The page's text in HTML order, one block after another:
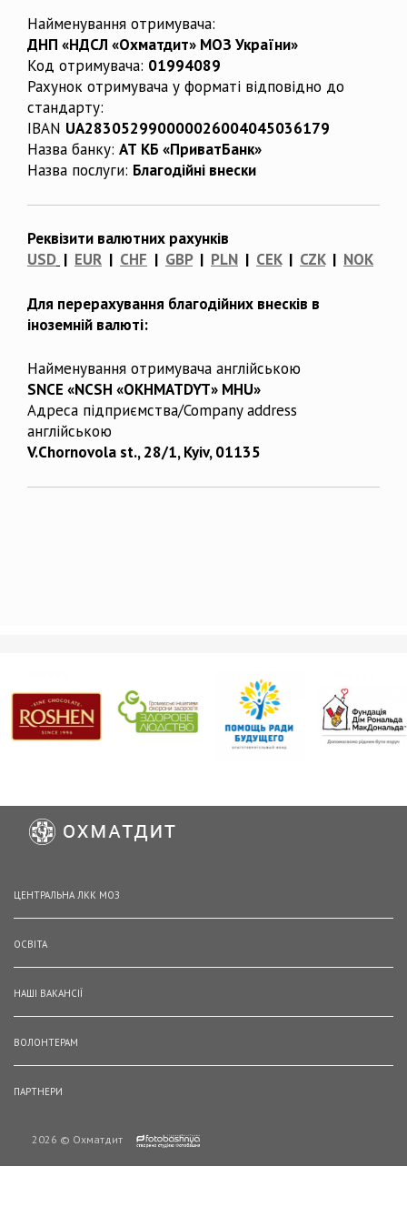
Найменування отримувача:
ДНП «НДСЛ «Охматдит» МОЗ України»
Код отримувача: 01994089
Рахунок отримувача у форматі відповідно до
стандарту:
IBAN UA283052990000026004045036179
Назва банку: АТ КБ «ПриватБанк»
Назва послуги: Благодійні внески
Реквізити валютних рахунків
USD | EUR | CHF | GBP| PLN | CEK| CZK| NOK
Для перерахування благодійних внесків в
іноземній валюті:
Найменування отримувача англійською
SNCE «NCSH «OKHMATDYT» MHU»
Адреса підприємства/Company address
англійською
V.Chornovola st., 28/1, Kyiv, 01135
ЦЕНТРАЛЬНА ЛКК МОЗ
ОСВІТА
НАШІ ВАКАНСІЇ
ВОЛОНТЕРАМ
ПАРТНЕРИ
2026 © Охматдит